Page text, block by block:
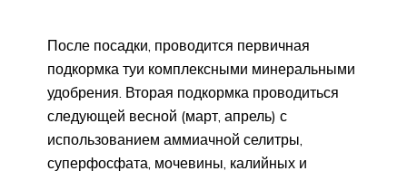
После посадки, проводится первичная
подкормка туи комплексными минеральными
удобрения. Вторая подкормка проводиться
следующей весной (март, апрель) с
использованием аммиачной селитры,
суперфосфата, мочевины, калийных и